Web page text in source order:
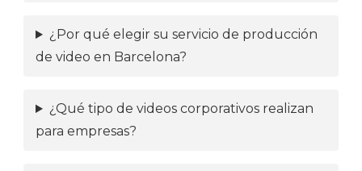
¿Por qué elegir su servicio de producción
de video en Barcelona?
¿Qué tipo de videos corporativos realizan
para empresas?